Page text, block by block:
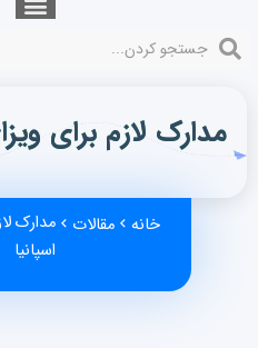
مدارک لازم برای
خانه مقالات
مدارک
اسپانیا